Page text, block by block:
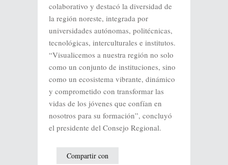
colaborativo y destacó la diversidad de
la región noreste, integrada por
universidades autónomas, politécnicas,
tecnológicas, interculturales e institutos.
“Visualicemos a nuestra región no solo
como un conjunto de instituciones, sino
como un ecosistema vibrante, dinámico
y comprometido con transformar las
vidas de los jóvenes que confían en
nosotros para su formación”, concluyó
el presidente del Consejo Regional.
Compartir con